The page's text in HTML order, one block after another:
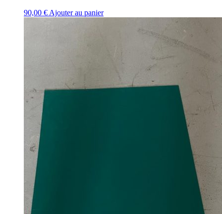
90,00 €Ajouter au panier